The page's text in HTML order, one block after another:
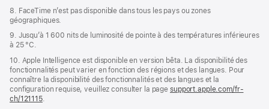
8. FaceTime n’est pas disponible dans tous les pays ou zones
géographiques.
9. Jusqu’à 1 600 nits de luminosité de pointe à des températures inférieures
à 25 °C.
10. Apple Intelligence est disponible en version bêta. La disponibilité des
fonctionnalités peut varier en fonction des régions et des langues. Pour
connaître la disponibilité des fonctionnalités et des langues et la
configuration requise, veuillez consulter la pagesupport.apple.com/fr-
ch/121115.